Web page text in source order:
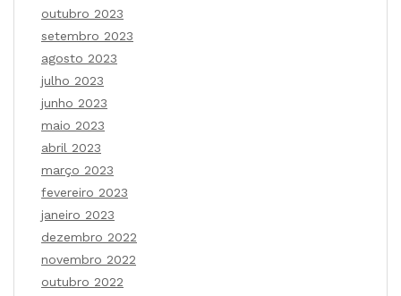
outubro 2023
setembro 2023
agosto 2023
julho 2023
junho 2023
maio 2023
abril 2023
março 2023
fevereiro 2023
janeiro 2023
dezembro 2022
novembro 2022
outubro 2022